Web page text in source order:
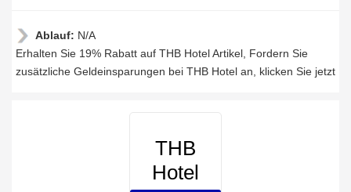
Ablauf: N/A
Erhalten Sie 19% Rabatt auf THB Hotel Artikel, Fordern Sie
zusätzliche Geldeinsparungen bei THB Hotel an, klicken Sie jetzt
THB
Hotel